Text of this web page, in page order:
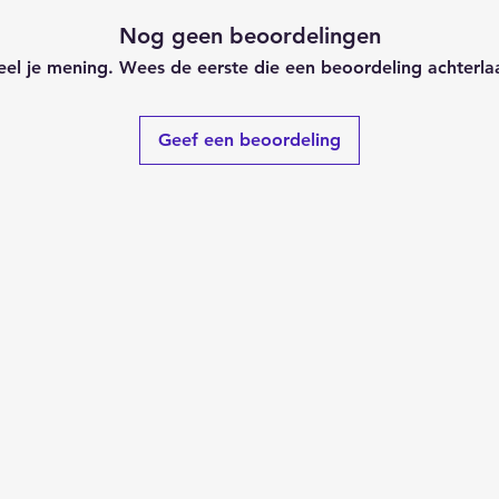
Nog geen beoordelingen
je mening. Wees de eerste die een beoordeling
Geef een beoordeling